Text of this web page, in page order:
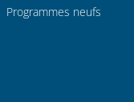
Programmes neufs